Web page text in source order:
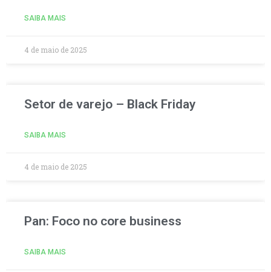
SAIBA MAIS
4 de maio de 2025
Setor de varejo – Black Friday
SAIBA MAIS
4 de maio de 2025
Pan: Foco no core business
SAIBA MAIS